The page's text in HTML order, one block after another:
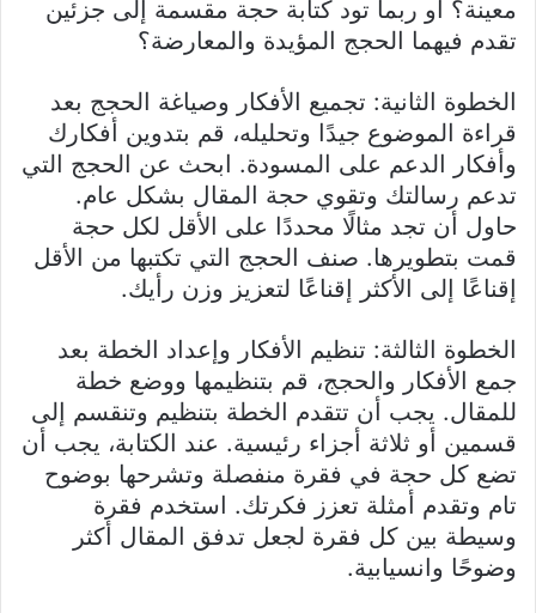
معينة؟ أو ربما تود كتابة حجة مقسمة إلى جزئين
تقدم فيهما الحجج المؤيدة والمعارضة؟
الخطوة الثانية: تجميع الأفكار وصياغة الحجج بعد
قراءة الموضوع جيدًا وتحليله، قم بتدوين أفكارك
وأفكار الدعم على المسودة. ابحث عن الحجج التي
تدعم رسالتك وتقوي حجة المقال بشكل عام.
حاول أن تجد مثالًا محددًا على الأقل لكل حجة
قمت بتطويرها. صنف الحجج التي تكتبها من الأقل
إقناعًا إلى الأكثر إقناعًا لتعزيز وزن رأيك.
الخطوة الثالثة: تنظيم الأفكار وإعداد الخطة بعد
جمع الأفكار والحجج، قم بتنظيمها ووضع خطة
للمقال. يجب أن تتقدم الخطة بتنظيم وتنقسم إلى
قسمين أو ثلاثة أجزاء رئيسية. عند الكتابة، يجب أن
تضع كل حجة في فقرة منفصلة وتشرحها بوضوح
تام وتقدم أمثلة تعزز فكرتك. استخدم فقرة
وسيطة بين كل فقرة لجعل تدفق المقال أكثر
وضوحًا وانسيابية.